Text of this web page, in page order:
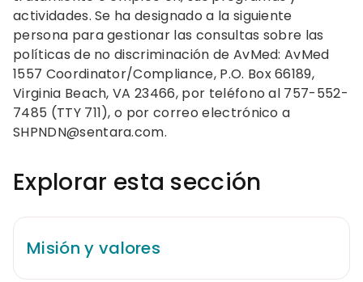
actividades. Se ha designado a la siguiente
persona para gestionar las consultas sobre las
políticas de no discriminación de AvMed: AvMed
1557 Coordinator/Compliance, P.O. Box 66189,
Virginia Beach, VA 23466, por teléfono al 757-552-
7485 (TTY 711), o por correo electrónico a
SHPNDN@sentara.com.
Explorar esta sección
Misión y valores